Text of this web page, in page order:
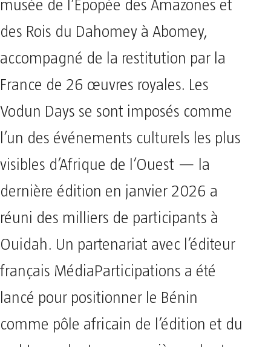
musée de l’Épopée des Amazones et
des Rois du Dahomey à Abomey,
accompagné de la restitution par la
France de 26 œuvres royales. Les
Vodun Days se sont imposés comme
l’un des événements culturels les plus
visibles d’Afrique de l’Ouest — la
dernière édition en janvier 2026 a
réuni des milliers de participants à
Ouidah. Un partenariat avec l’éditeur
français MédiaParticipations a été
lancé pour positionner le Bénin
comme pôle africain de l’édition et du